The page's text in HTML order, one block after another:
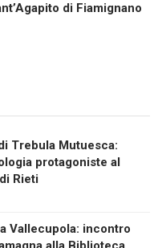
di Fiamignano
Trebula Mutuesca:
protagoniste al
Rieti
Vallecupola: incontro